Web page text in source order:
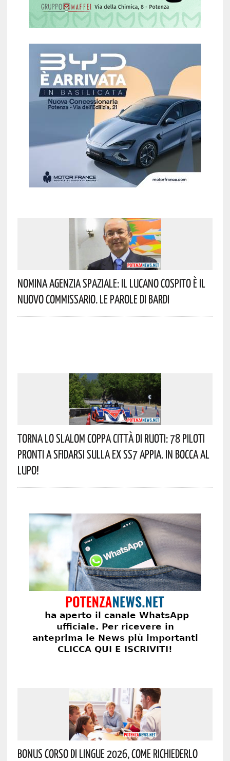
Nomina Agenzia Spaziale: Il Lucano Cospito È Il
Nuovo Commissario. Le Parole Di Bardi
Torna Lo Slalom Coppa Città Di Ruoti: 78 Piloti
Pronti A Sfidarsi Sulla Ex SS7 Appia. In Bocca Al
Lupo!
Bonus Corso Di Lingue 2026, Come Richiederlo